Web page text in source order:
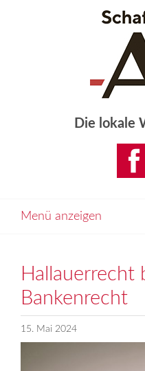
Die lokale
Menü anzeigen
Hallauerrecht
Bankenrecht
15. Mai 2024